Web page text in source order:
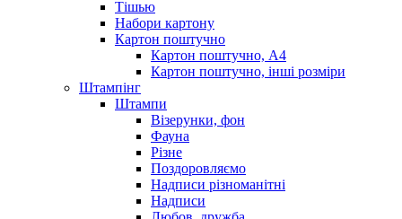
Тішью
Набори картону
Картон поштучно
Картон поштучно, А4
Картон поштучно, інші розміри
Штампінг
Штампи
Візерунки, фон
Фауна
Різне
Поздоровляємо
Надписи різноманітні
Надписи